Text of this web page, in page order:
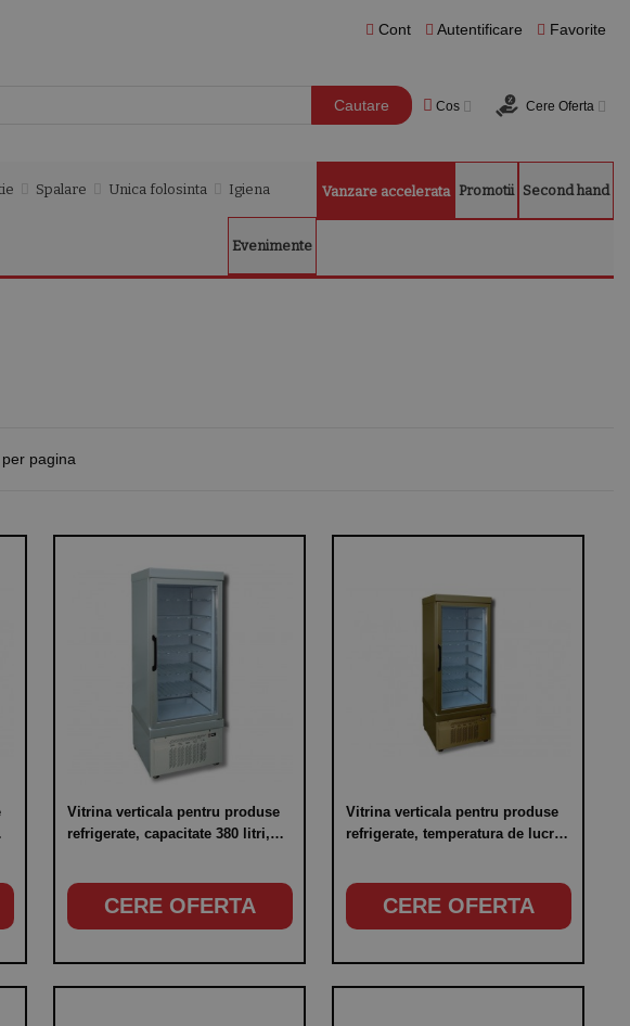
Cont Autentificare Favorite
Cautare Cere Oferta
Cos
Spalare Unica folosinta Igiena Second hand
Promotii
Vanzare accelerata
Evenimente
per pagina
Vitrina verticala pentru produse
refrigerate, capacitate 380 litri,
CERE OFERTA
Vitrina verticala pentru produse
refrigerate, temperatura de lucru
CERE OFERTA